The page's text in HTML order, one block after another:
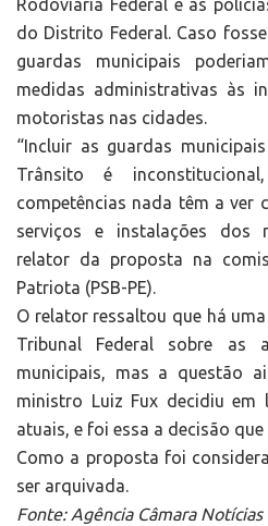
Rodoviária Federal e as
do Distrito Federal. Caso
guardas municipais
medidas administrativas às
motoristas nas cidades.
“Incluir as guardas
Trânsito é
competências nada têm a ver
serviços e instalações dos
relator da proposta na
Patriota (PSB-PE).
O relator ressaltou que há
Tribunal Federal sobre as
municipais, mas a questão
ministro Luiz Fux decidiu em
atuais, e foi essa a decisão
Como a proposta foi
ser arquivada.
Fonte: Agência Câmara Notícias